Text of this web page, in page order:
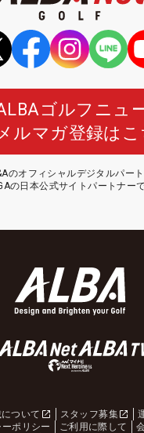
ゴルフニュ
ルマガ登録はこ
のオフィシャルデジタルパー
の日本公式サイトパートナーで
ついて スタッフ募集
ポリシー
ご利用に際して